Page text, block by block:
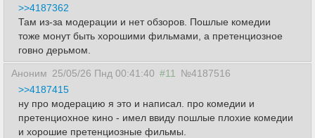
>>4187362
Там из-за модерации и нет обзоров. Пошлые комедии
тоже монут быть хорошими фильмами, а претенциозное
говно дерьмом.
Аноним 25/05/26 Пнд 00:41:40 #11
№4187516
>>4187415
ну про модерацию я это и написал. про комедии и
претенциохное кино - имел ввиду пошлые плохие комедии
и хорошие претенциозные фильмы.